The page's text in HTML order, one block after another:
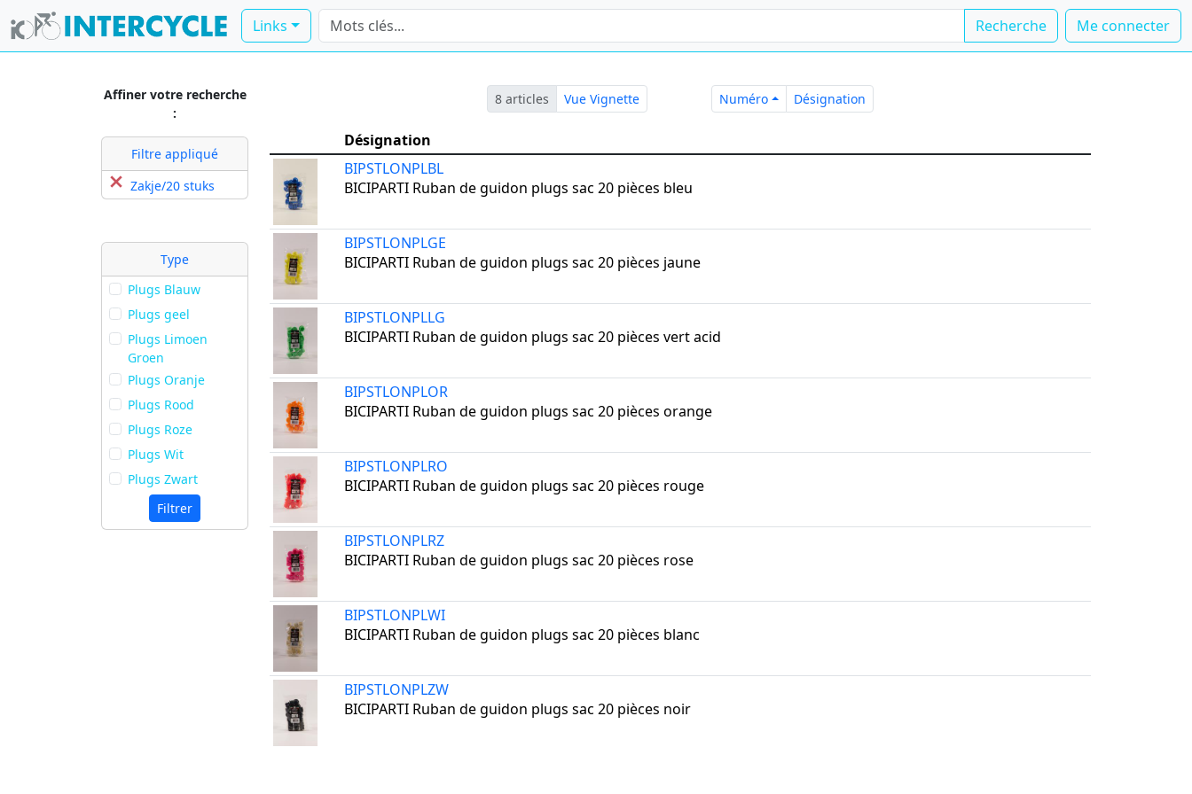
Links Recherche Me connecter
Affiner votre recherche
:
Filtre appliqué
Zakje/20 stuks
Type
Plugs Blauw
Plugs geel
Plugs Limoen
Groen
Plugs Oranje
Plugs Rood
Plugs Roze
Plugs Wit
Plugs Zwart
Filtrer
8 articles Vue Vignette NuméroNuméroDésignationDésignation
Désignation
BIPSTLONPLBL
BICIPARTI Ruban de guidon plugs sac 20 pièces bleu
BIPSTLONPLGE
BICIPARTI Ruban de guidon plugs sac 20 pièces jaune
BIPSTLONPLLG
BICIPARTI Ruban de guidon plugs sac 20 pièces vert acid
BIPSTLONPLOR
BICIPARTI Ruban de guidon plugs sac 20 pièces orange
BIPSTLONPLRO
BICIPARTI Ruban de guidon plugs sac 20 pièces rouge
BIPSTLONPLRZ
BICIPARTI Ruban de guidon plugs sac 20 pièces rose
BIPSTLONPLWI
BICIPARTI Ruban de guidon plugs sac 20 pièces blanc
BIPSTLONPLZW
BICIPARTI Ruban de guidon plugs sac 20 pièces noir